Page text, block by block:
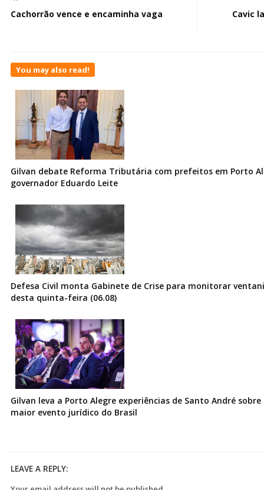
Cachorrão vence e encaminha vaga Cavic
You may also read!
Gilvan debate Reforma Tributária com prefeitos em Porto
governador Eduardo Leite
Defesa Civil monta Gabinete de Crise para monitorar
desta quinta-feira (06.08)
Gilvan leva a Porto Alegre experiências de Santo André
maior evento jurídico do Brasil
LEAVE A REPLY: